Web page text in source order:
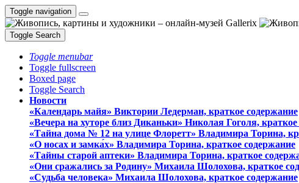
Toggle navigation
Toggle Search
Toggle menubar
Toggle fullscreen
Boxed page
Toggle Search
Новости
«Календарь майя» Виктории Ледерман, краткое содержание
«Вечера на хуторе близ Диканьки» Николая Гоголя,
«Тайна дома № 12 на улице Флоретт» Владимира Торина,
«О носах и замка́х» Владимира Торина, краткое содержание
«Тайны старой аптеки» Владимира Торина, краткое
«Они сражались за Родину» Михаила Шолохова, краткое
«Судьба человека» Михаила Шолохова, краткое содержание